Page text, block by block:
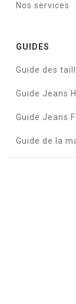
Nos services
GUIDES
Guide des
Guide Jeans
Guide Jeans
Guide de la